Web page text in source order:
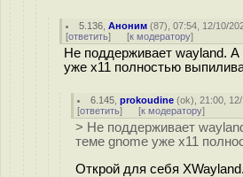
5.136 ,Аноним (87), 07:54, 12/10/
[ответить] [к модератору]
Не поддерживает wayland.
уже x11 полностью
6.145 ,prokoudine (ok), 21:00,
[ответить] [к модератору]
> Не поддерживает
теме gnome уже x11
Открой для себя XWayland.